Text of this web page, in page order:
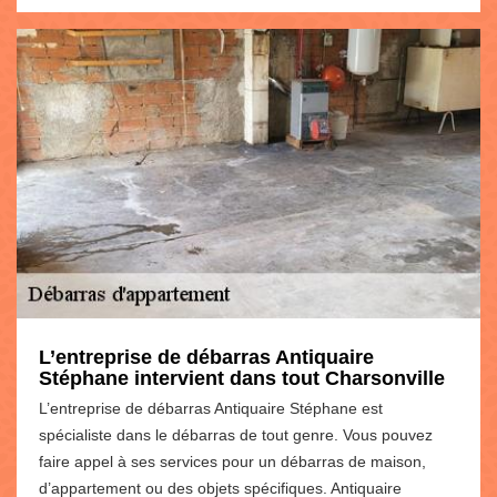
L’entreprise de débarras Antiquaire
Stéphane intervient dans tout Charsonville
L’entreprise de débarras Antiquaire Stéphane est
spécialiste dans le débarras de tout genre. Vous pouvez
faire appel à ses services pour un débarras de maison,
d’appartement ou des objets spécifiques. Antiquaire